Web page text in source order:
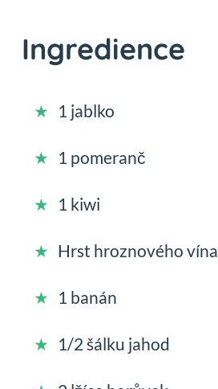
Ingredience
1 jablko
1 pomeranč
1 kiwi
Hrst hroznového vína
1 banán
1/2 šálku jahod